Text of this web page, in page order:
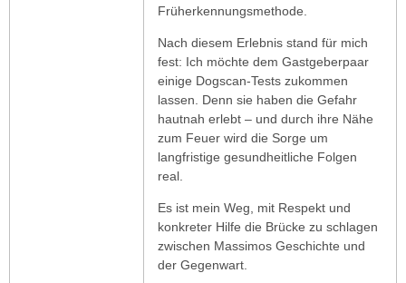
Früherkennungsmethode.
Nach diesem Erlebnis stand für mich
fest: Ich möchte dem Gastgeberpaar
einige Dogscan-Tests zukommen
lassen. Denn sie haben die Gefahr
hautnah erlebt – und durch ihre Nähe
zum Feuer wird die Sorge um
langfristige gesundheitliche Folgen
real.
Es ist mein Weg, mit Respekt und
konkreter Hilfe die Brücke zu schlagen
zwischen Massimos Geschichte und
der Gegenwart.